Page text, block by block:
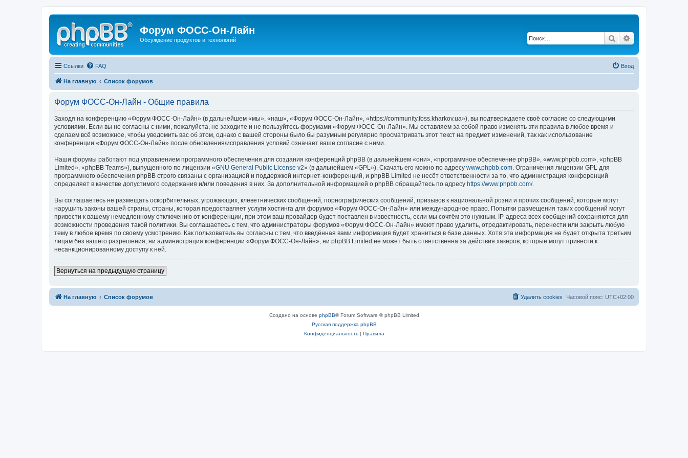
Форум ФОСС-Он-Лайн
Обсуждение продуктов и технологий Поиск
Ссылки FAQ Вход
На главную Список форумов
Форум ФОСС-Он-Лайн - Общие правила
Заходя на конференцию «Форум ФОСС-Он-Лайн» (в дальнейшем «мы», «наш», «Форум ФОСС-Он-Лайн», «https://community.foss.kharkov.ua»), вы подтверждаете своё согласие со следующими
условиями. Если вы не согласны с ними, пожалуйста, не заходите и не пользуйтесь форумами «Форум ФОСС-Он-Лайн». Мы оставляем за собой право изменять эти правила в любое время и
сделаем всё возможное, чтобы уведомить вас об этом, однако с вашей стороны было бы разумным регулярно просматривать этот текст на предмет изменений, так как использование
конференции «Форум ФОСС-Он-Лайн» после обновления/исправления условий означает ваше согласие с ними.
Наши форумы работают под управлением программного обеспечения для создания конференций phpBB (в дальнейшем «они», «программное обеспечение phpBB», «www.phpbb.com», «phpBB
Limited», «phpBB Teams»), выпущенного по лицензии «GNU General Public License v2» (в дальнейшем «GPL»). Скачать его можно по адресу www.phpbb.com . Ограничения лицензии GPL для
программного обеспечения phpBB строго связаны с организацией и поддержкой интернет-конференций, и phpBB Limited не несёт ответственности за то, что администрация конференций
определяет в качестве допустимого содержания и/или поведения в них. За дополнительной информацией о phpBB обращайтесь по адресу https://www.phpbb.com/.
Вы соглашаетесь не размещать оскорбительных, угрожающих, клеветнических сообщений, порнографических сообщений, призывов к национальной розни и прочих сообщений, которые могут
нарушить законы вашей страны, страны, которая предоставляет услуги хостинга для форумов «Форум ФОСС-Он-Лайн» или международное право. Попытки размещения таких сообщений могут
привести к вашему немедленному отключению от конференции, при этом ваш провайдер будет поставлен в известность, если мы сочтём это нужным. IP-адреса всех сообщений сохраняются для
возможности проведения такой политики. Вы соглашаетесь с тем, что администраторы форумов «Форум ФОСС-Он-Лайн» имеют право удалить, отредактировать, перенести или закрыть любую
тему в любое время по своему усмотрению. Как пользователь вы согласны с тем, что введённая вами информация будет храниться в базе данных. Хотя эта информация не будет открыта третьим
лицам без вашего разрешения, ни администрация конференции «Форум ФОСС-Он-Лайн», ни phpBB Limited не может быть ответственна за действия хакеров, которые могут привести к
несанкционированному доступу к ней.
Вернуться на предыдущую страницу
На главную Список форумов Часовой пояс: UTC+02:00
Удалить cookies
Создано на основе phpBB® Forum Software © phpBB Limited
Русская поддержка phpBB
Конфиденциальность| Правила